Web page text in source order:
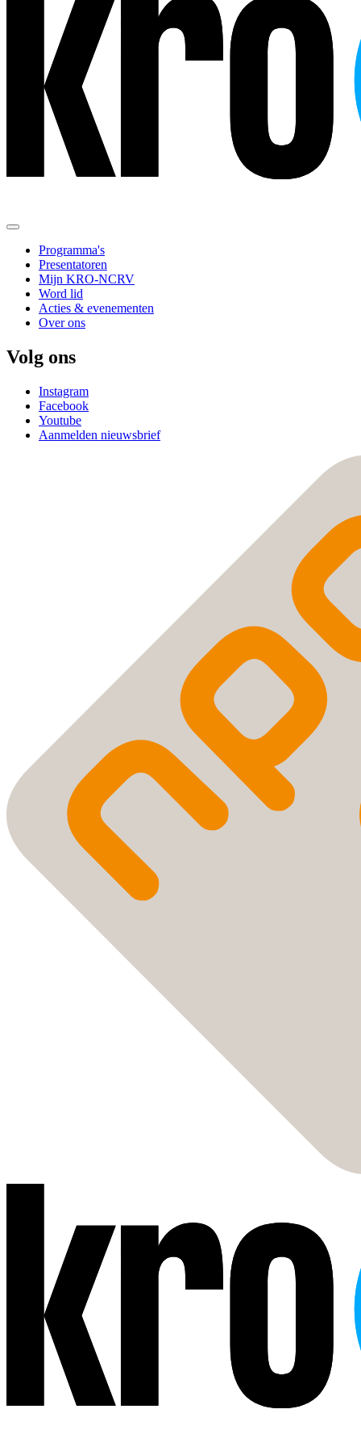
Programma's
Presentatoren
Mijn KRO-NCRV
Word lid
Acties & evenementen
Over ons
Volg ons
Instagram
Facebook
Youtube
Aanmelden nieuwsbrief